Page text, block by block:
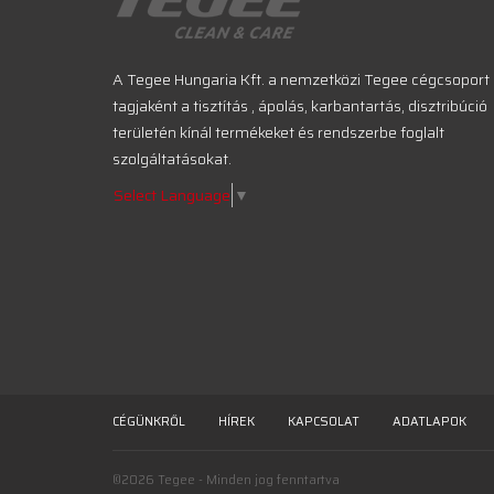
A Tegee Hungaria Kft. a nemzetközi Tegee cégcsoport
tagjaként a tisztítás , ápolás, karbantartás, disztribúció
területén kínál termékeket és rendszerbe foglalt
szolgáltatásokat.
Select Language ▼
CÉGÜNKRŐL HÍREK KAPCSOLAT ADATLAPOK
©2026 Tegee - Minden jog fenntartva